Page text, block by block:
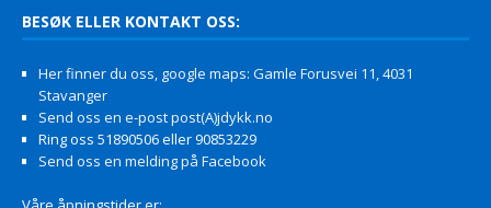
BESØK ELLER KONTAKT OSS:
Her finner du oss, google maps: Gamle Forusvei 11, 4031
Stavanger
Send oss en e-post post(A)jdykk.no
Ring oss 51890506 eller 90853229
Send oss en melding på Facebook